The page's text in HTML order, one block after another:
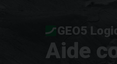
GEO5
Aide